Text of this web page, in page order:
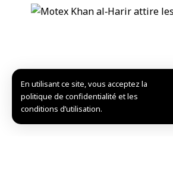
En utilisant ce site, vous acceptez la
politique de confidentialité et les
conditions d’utilisation.